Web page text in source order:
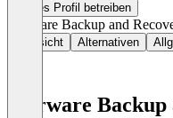
Dieses Profil betreiben
Storware Backup and
Übersicht Alternativen
Storware